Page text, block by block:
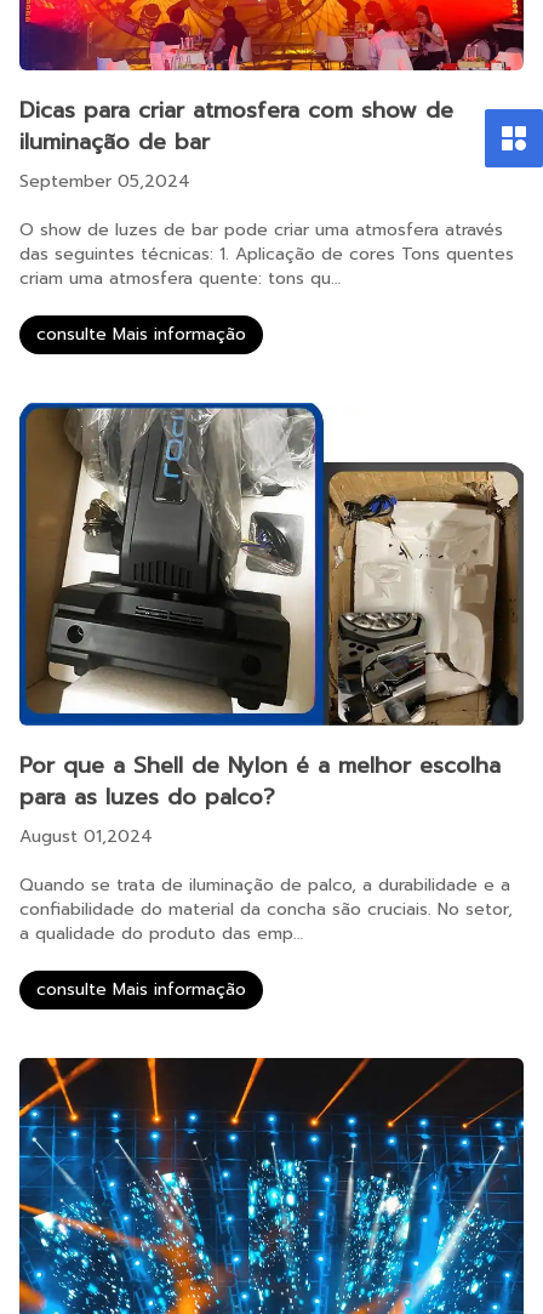
Dicas para criar atmosfera com show de
iluminação de bar
September 05,2024
O show de luzes de bar pode criar uma atmosfera através
das seguintes técnicas: 1. Aplicação de cores Tons quentes
criam uma atmosfera quente: tons qu…
consulte Mais informação
Por que a Shell de Nylon é a melhor escolha
para as luzes do palco?
August 01,2024
Quando se trata de iluminação de palco, a durabilidade e a
confiabilidade do material da concha são cruciais. No setor,
a qualidade do produto das emp…
consulte Mais informação